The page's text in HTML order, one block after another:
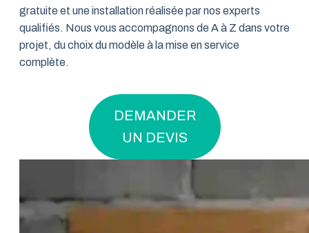
gratuite et une installation réalisée par nos experts
qualifiés. Nous vous accompagnons de A à Z dans votre
projet, du choix du modèle à la mise en service
complète.
DEMANDER
UN DEVIS